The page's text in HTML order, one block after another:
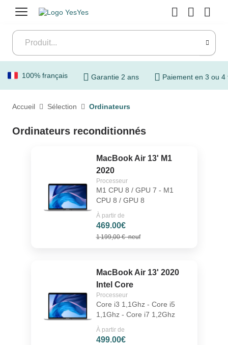
100% français Garantie 2 ans Paiement en 3 ou 4
Accueil Sélection Ordinateurs
Ordinateurs reconditionnés
MacBook Air 13' M1
2020
Processeur
M1 CPU 8 / GPU 7 - M1
CPU 8 / GPU 8
À partir de
469.00€
1 199,00 €neuf
MacBook Air 13' 2020
Intel Core
Processeur
Core i3 1,1Ghz - Core i5
1,1Ghz - Core i7 1,2Ghz
À partir de
499.00€